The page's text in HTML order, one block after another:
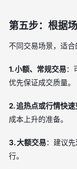
第五步：根据
不同交易场景，适合
1. 小额、常规交易：
优先保证成交质量。
2. 追热点或行情快
成本上升的准备。
3. 大额交易：建议
行。